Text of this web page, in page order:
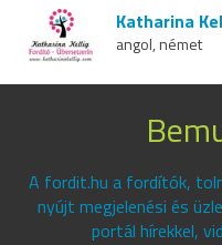
Katharina
angol, német
A fordit.hu a fordítók,
nyújt megjelenési és
portál hírekkel,